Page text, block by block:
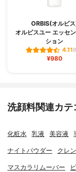
ORBIS(オルビ
オルビスユー エッセ
ション
4.11
¥980
洗顔料関連カ
化粧水 乳液 美容液
ナイトパウダー クレ
マスカラリムーバー